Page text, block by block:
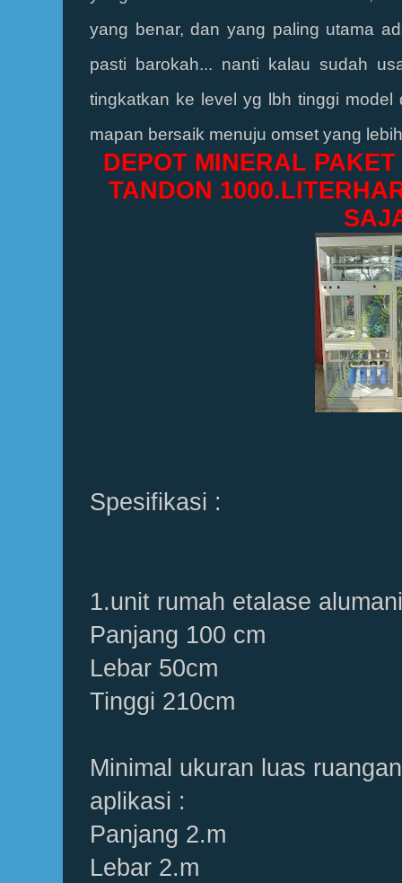
yang benar, dan yang paling utama
pasti barokah... nanti kalau sudah
tingkatkan ke level yg lbh tinggi
mapan bersaik menuju omset yang
DEPOT MINERAL PAKET
TANDON 1000.LITER
Spesifikasi :
1.unit rumah etalase
Panjang 100 cm
Lebar 50cm
Tinggi 210cm
Minimal ukuran luas
aplikasi :
Panjang 2.m
Lebar 2.m